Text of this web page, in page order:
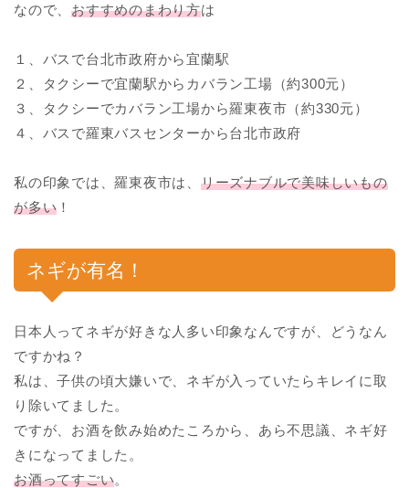
なので、おすすめのまわり方は
１、バスで台北市政府から宜蘭駅
２、タクシーで宜蘭駅からカバラン工場（約300元）
３、タクシーでカバラン工場から羅東夜市（約330元）
４、バスで羅東バスセンターから台北市政府
私の印象では、羅東夜市は、 リーズナブルで美味しいもの
が多い ！
ネギが有名！
日本人ってネギが好きな人多い印象なんですが、どうなん
ですかね？
私は、子供の頃大嫌いで、ネギが入っていたらキレイに取
り除いてました。
ですが、お酒を飲み始めたころから、あら不思議、ネギ好
きになってました。
お酒ってすごい。